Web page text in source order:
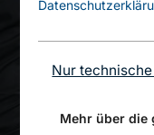
Nur
Mehr über die